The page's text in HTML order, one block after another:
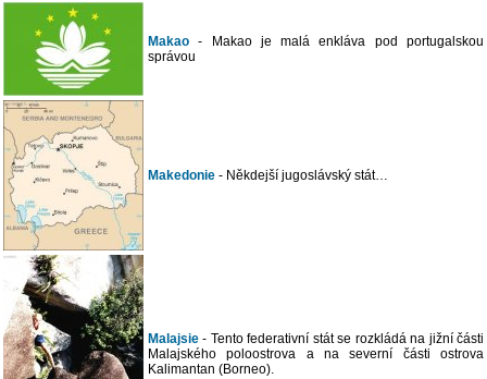
Makao - Makao je malá enkláva pod portugalskou
správou
Makedonie - Někdejší jugoslávský stát…
Malajsie - Tento federativní stát se rozkládá na jižní části
Malajského poloostrova a na severní části ostrova
Kalimantan (Borneo).